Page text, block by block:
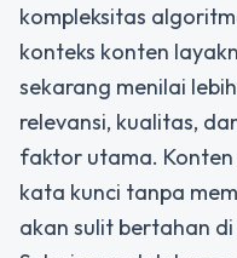
kompleksitas
konteks konten
sekarang menilai
relevansi, kualitas,
faktor utama.
kata kunci tanpa
akan sulit bertahan